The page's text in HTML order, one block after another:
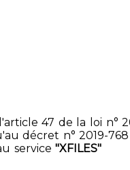
47 de la loi n°
décret n° 2019-
service"XFILES"